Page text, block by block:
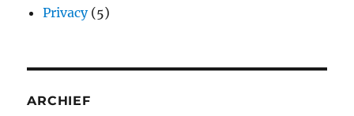
Privacy(5)
ARCHIEF